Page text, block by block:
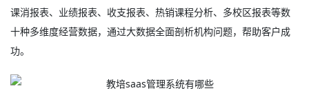
课消报表、业绩报表、收支报表、热销课程分析、多校区报表等数
十种多维度经营数据，通过大数据全面剖析机构问题，帮助客户成
功。